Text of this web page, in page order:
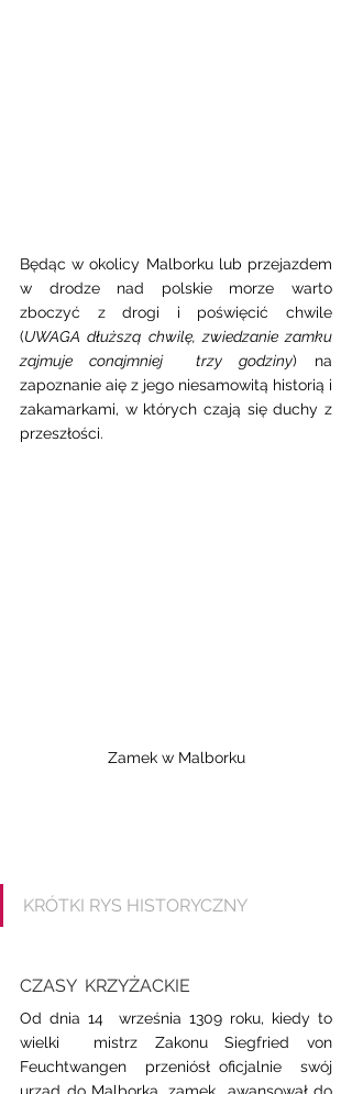
Będąc w okolicy Malborku lub przejazdem
w drodze nad polskie morze warto
zboczyć z drogi i poświęcić chwile
(UWAGA dłuższą chwilę, zwiedzanie zamku
zajmuje conajmniej  trzy godziny) na
zapoznanie aię z jego niesamowitą historią i
zakamarkami, w których czają się duchy z
przeszłości.
Zamek w Malborku
KRÓTKI RYS HISTORYCZNY
CZASY  KRZYŻACKIE
Od dnia 14  września 1309 roku, kiedy to
wielki  mistrz Zakonu Siegfried von
Feuchtwangen  przeniósł oficjalnie  swój